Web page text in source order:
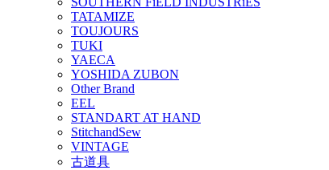
TATAMIZE
TOUJOURS
TUKI
YAECA
YOSHIDA ZUBON
Other Brand
EEL
STANDART AT HAND
StitchandSew
VINTAGE
古道具